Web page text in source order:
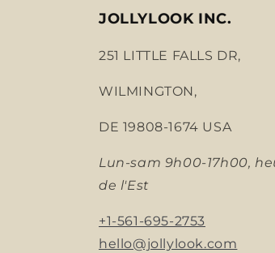
JOLLYLOOK INC.
251 LITTLE FALLS DR,
WILMINGTON,
DE 19808-1674 USA
Lun-sam 9h00-17h00,
de l'Est
+1-561-695-2753
hello@jollylook.com